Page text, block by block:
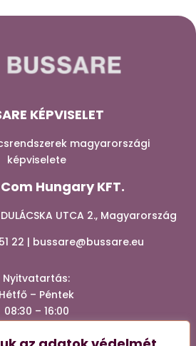
KÉPVISELET
magyarországi
képviselete
Hungary KFT.
UTCA 2., Magyarország
22 | bussare@bussare.eu
Nyitvatartás:
Hétfő – Péntek
08:30 – 16:00